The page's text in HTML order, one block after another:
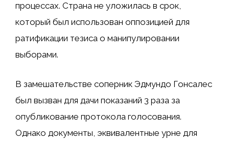
процессах. Страна не уложилась в срок,
который был использован оппозицией для
ратификации тезиса о манипулировании
выборами.
В замешательстве соперник Эдмундо Гонсалес
был вызван для дачи показаний 3 раза за
опубликование протокола голосования.
Однако документы, эквивалентные урне для